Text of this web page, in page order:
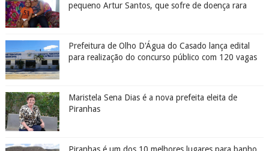
pequeno Artur Santos, que sofre de doença rara
Prefeitura de Olho D'Água do Casado lança edital
para realização do concurso público com 120 vagas
Maristela Sena Dias é a nova prefeita eleita de
Piranhas